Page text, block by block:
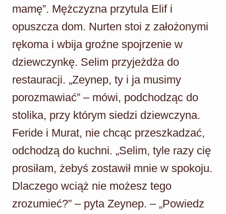
mamę”. Mężczyzna przytula Elif i
opuszcza dom. Nurten stoi z założonymi
rękoma i wbija groźne spojrzenie w
dziewczynkę. Selim przyjeżdża do
restauracji. „Zeynep, ty i ja musimy
porozmawiać” – mówi, podchodząc do
stolika, przy którym siedzi dziewczyna.
Feride i Murat, nie chcąc przeszkadzać,
odchodzą do kuchni. „Selim, tyle razy cię
prosiłam, żebyś zostawił mnie w spokoju.
Dlaczego wciąż nie możesz tego
zrozumieć?” – pyta Zeynep. – „Powiedz